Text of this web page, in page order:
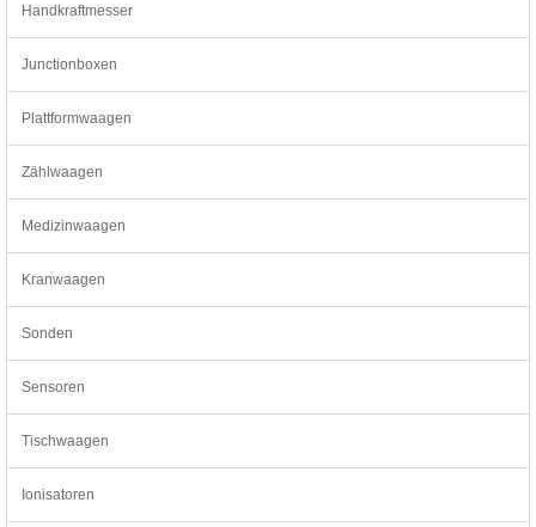
Handkraftmesser
Junctionboxen
Plattformwaagen
Zählwaagen
Medizinwaagen
Kranwaagen
Sonden
Sensoren
Tischwaagen
Ionisatoren